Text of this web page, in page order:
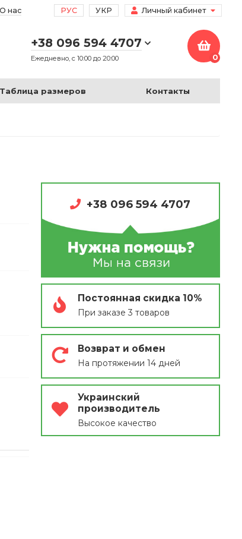
Личный кабинет
РУС УКР
О нас
+38 096 594 4707
Ежедневно, с 10:00 до 20:00 0
Таблица размеров Контакты
+38 096 594 4707
Постоянная скидка 10%
При заказе 3 товаров
Возврат и обмен
На протяжении 14 дней
Украинский
производитель
Высокое качество